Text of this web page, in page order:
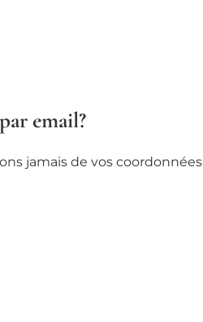
email?
jamais de vos coordonnées